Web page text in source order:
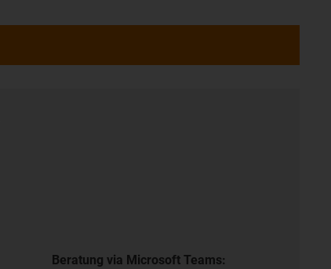
Beratung via Microsoft Teams: